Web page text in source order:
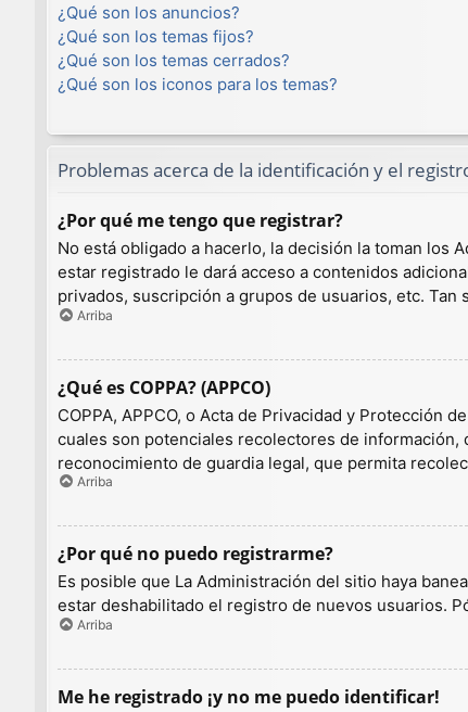
¿Qué son los anuncios?
¿Qué son los temas fijos?
¿Qué son los temas cerrados?
¿Qué son los iconos para los temas?
Problemas acerca de la identificación y el
¿Por qué me tengo que registrar?
No está obligado a hacerlo, la decisión la toman los
estar registrado le dará acceso a contenidos
privados, suscripción a grupos de usuarios, etc.
Arriba
¿Qué es COPPA? (APPCO)
COPPA, APPCO, o Acta de Privacidad y Protección
cuales son potenciales recolectores de
reconocimiento de guardia legal, que permita
Arriba
¿Por qué no puedo registrarme?
Es posible que La Administración del sitio haya
estar deshabilitado el registro de nuevos usuarios.
Arriba
Me he registrado ¡y no me puedo identificar!